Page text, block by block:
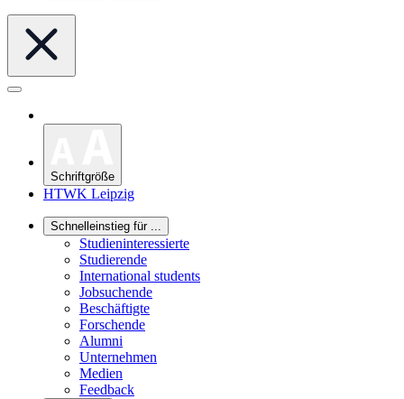
Schriftgröße
HTWK Leipzig
Schnelleinstieg für ...
Studieninteressierte
Studierende
International students
Jobsuchende
Beschäftigte
Forschende
Alumni
Unternehmen
Medien
Feedback